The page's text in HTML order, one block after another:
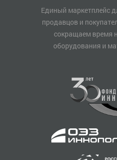
Единый маркетплейс
продавцов и
сокращаем время
оборудования и